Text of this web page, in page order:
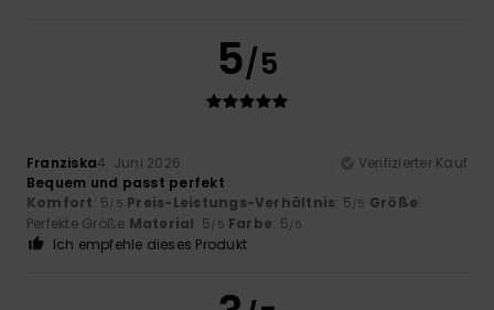
5/5
Franziska4. Juni 2026
Verifizierter Kauf
Bequem und passt perfekt
Komfort: 5/5 Preis-Leistungs-Verhältnis: 5/5 Größe:
Perfekte Größe Material: 5/5 Farbe: 5/5
Ich empfehle dieses Produkt